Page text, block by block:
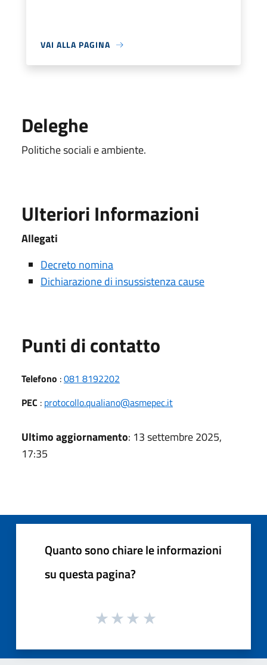
VAI ALLA PAGINA
Deleghe
Politiche sociali e ambiente.
Ulteriori Informazioni
Allegati
Decreto nomina
Dichiarazione di insussistenza cause
Punti di contatto
Telefono :081 8192202
PEC : protocollo.qualiano@asmepec.it
Ultimo aggiornamento: 13 settembre 2025,
17:35
Quanto sono chiare le informazioni
su questa pagina?